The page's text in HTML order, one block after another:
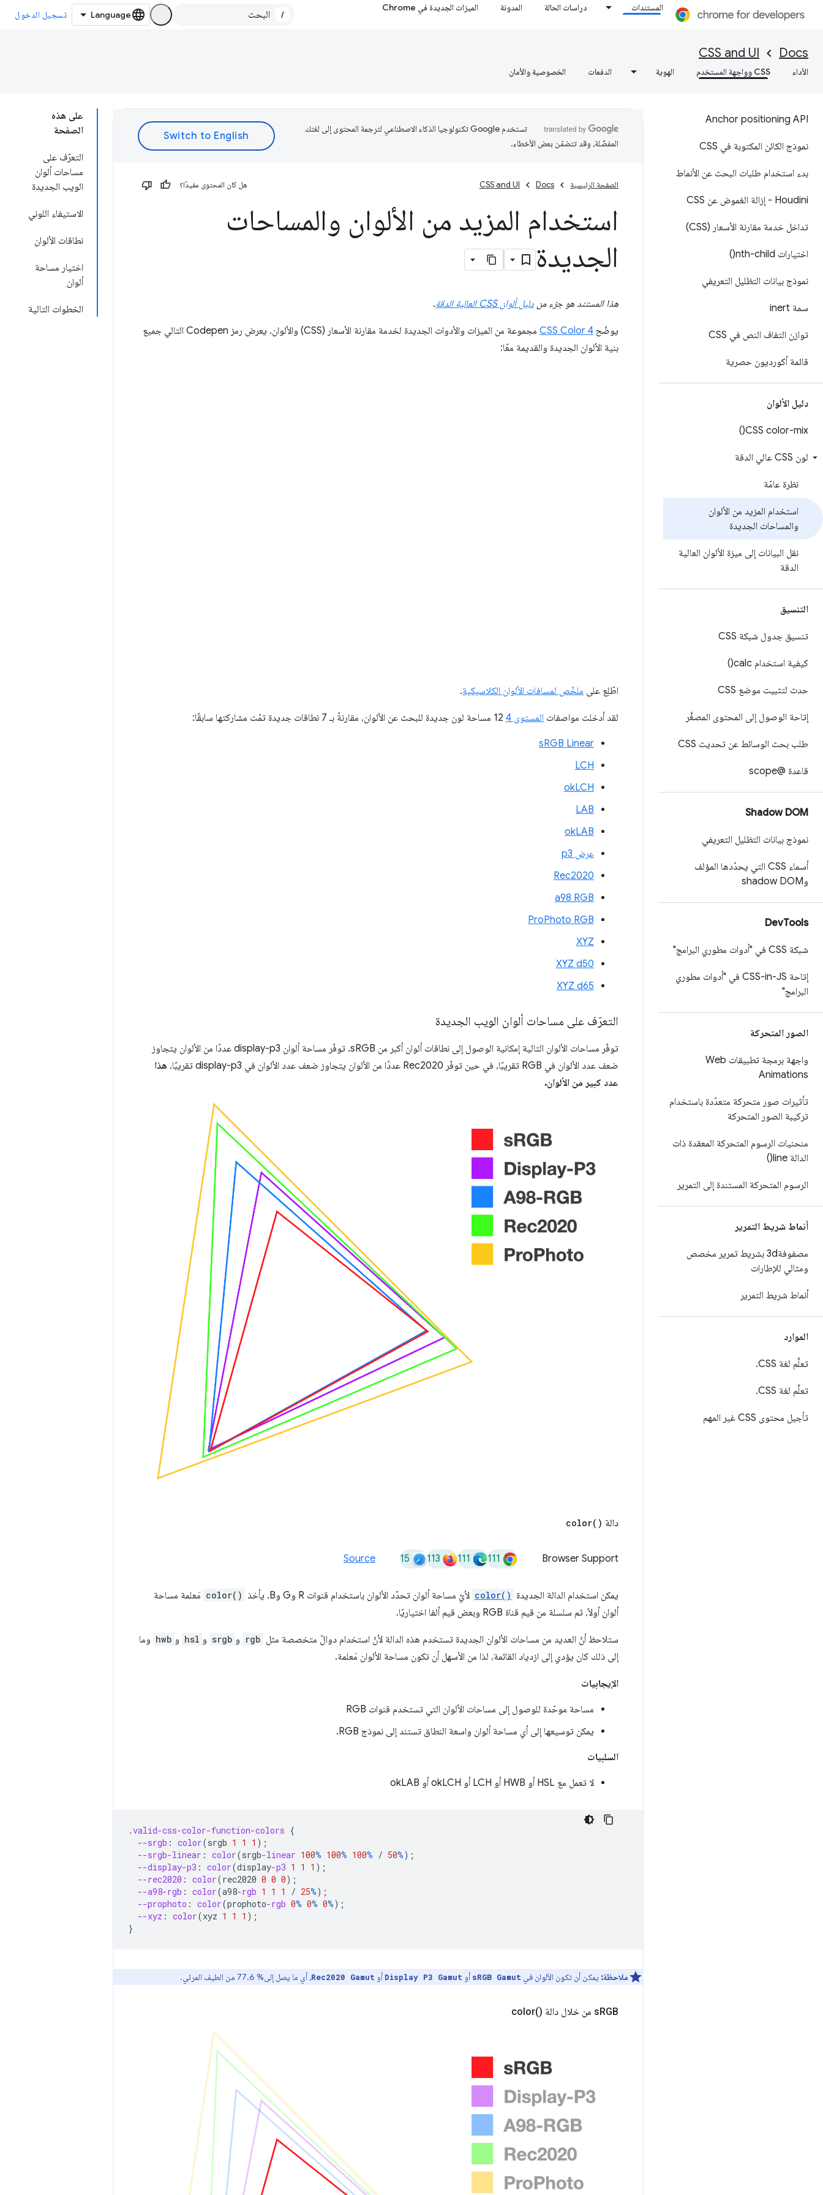
المستندات دراسات الحالة المدونة الميزات الجديدة في Chrome
/ تسجيل الدخول
Docs
CSS and UI
الأداء CSS وواجهة المستخدم الهوية الدفعات الخصوصية والأمان
Anchor positioning API
نموذج الكائن المكتوبة في CSS
بدء استخدام طلبات البحث عن الأنماط
Houdini - إزالة الغموض عن CSS
تداخل خدمة مقارنة الأسعار (CSS)
اختيارات nth-child(
)
نموذج بيانات التظليل التعريفي
سمة inert
توازن التفاف النص في CSS
قائمة أكورديون حصرية
دليل الألوان
CSS color-mix(
)
لون CSS عالي الدقة
نظرة عامّة
استخدام المزيد من الألوان
والمساحات الجديدة
نقل البيانات إلى ميزة الألوان العالية
الدقة
التنسيق
تنسيق جدول شبكة CSS
كيفية استخدام calc(
)
حدث لتثبيت موضع CSS
إتاحة الوصول إلى المحتوى المصغَّر
طلب بحث الوسائط عن تحديث CSS
قاعدة @scope
Shadow DOM
نموذج بيانات التظليل التعريفي
أسماء CSS التي يحدّدها المؤلف
وshadow DOM
DevTools
شبكة CSS في "أدوات مطوري البرامج"
إتاحة CSS-in-JS في "أدوات مطوري
البرامج"
الصور المتحركة
واجهة برمجة تطبيقات Web
Animations
تأثيرات صور متحركة متعدّدة باستخدام
تركيبة الصور المتحركة
منحنيات الرسوم المتحركة المعقدة ذات
الدالة line(
)
الرسوم المتحركة المستندة إلى التمرير
أنماط شريط التمرير
مصفوفة3d بشريط تمرير مخصص
ومثالي للإطارات
أنماط شريط التمرير
الموارد
تعلَّم لغة CSS .
تعلَّم لغة CSS .
تأجيل محتوى CSS غير المهم
على هذه
الصفحة
التعرّف على
مساحات ألوان
الويب الجديدة
الاستيفاء اللوني
نطاقات الألوان
اختيار مساحة
ألوان
الخطوات التالية
تستخدم Google تكنولوجيا الذكاء الاصطناعي لترجمة المحتوى إلى لغتك
المفضّلة، وقد تتضمّن بعض الأخطاء.
الصفحة الرئيسية Docs
CSS and UI هل كان المحتوى مفيدًا؟
استخدام المزيد من الألوان والمساحات
الجديدة
هذا المستند هو جزء من دليل ألوان CSS العالية الدقة .
يوضّح CSS Color 4
مجموعة من الميزات والأدوات الجديدة لخدمة مقارنة الأسعار (CSS) والألوان. يعرض رمز Codepen التالي جميع
بنية الألوان الجديدة والقديمة معًا:
اطّلِع على ملخّص لمسافات الألوان الكلاسيكية.
لقد أدخلت مواصفات المستوى 4
sRGB Linear
LCH
okLCH
LAB
okLAB
عرض p3
Rec2020
a98 RGB
ProPhoto RGB
XYZ
XYZ d50
XYZ d65
التعرّف على مساحات ألوان الويب الجديدة
توفّر مساحات الألوان التالية إمكانية الوصول إلى نطاقات ألوان أكبر من sRGB. توفّر مساحة ألوان display-p3 عددًا من الألوان يتجاوز
ضعف عدد الألوان في RGB تقريبًا، في حين توفّر Rec2020 عددًا من الألوان يتجاوز ضعف عدد الألوان في display-p3 تقريبًا.
هذا
عدد كبير من الألوان.
دالة color( )
Browser Support
111
111
113
15
Source
يمكن استخدام الدالة الجديدة color() لأيّ مساحة ألوان تحدّد الألوان باستخدام قنوات R وG وB. يأخذ color() مَعلمة مساحة
ألوان أولاً، ثم سلسلة من قيم قناة RGB وبعض قيم ألفا اختياريًا.
ستلاحظ أنّ العديد من مساحات الألوان الجديدة تستخدم هذه الدالة لأنّ استخدام دوالّ متخصصة مثل rgb و srgb و hsl و hwb وما
إلى ذلك كان يؤدي إلى ازدياد القائمة، لذا من الأسهل أن تكون مساحة الألوان مَعلمة.
الإيجابيات
مساحة موحّدة للوصول إلى مساحات الألوان التي تستخدم قنوات RGB
يمكن توسيعها إلى أي مساحة ألوان واسعة النطاق تستند إلى نموذج RGB.
السلبيات
لا تعمل مع HSL أو HWB أو LCH أو okLCH أو okLAB
.valid-css-color-function-colors {
--srgb : color(srgb 1 1 1 );
--srgb-linear : color(srgb-linear 100% 100% 100% / 50%);
--display-p3 : color(display-p3 1 1 1 );
--rec2020 : color(rec2020 0 0 0);
--a98-rgb : color(a98-rgb 1 1 1 / 25%);
--prophoto : color(prophoto-rgb 0% 0% 0%);
--xyz : color(xyz 1 1 1 );
}
ملاحظة: يمكن أن تكون الألوان في sRGB Gamut أو Display P3 Gamut أو Rec2020 Gamut، أي ما يصل إلى% 77.6 من الطيف المرئي.
‫s RGB من خلال دالة color()‎